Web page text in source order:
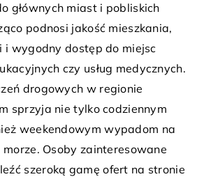
głównych miast i pobliskich
podnosi jakość mieszkania,
i wygodny dostęp do miejsc
czy usług medycznych.
drogowych w regionie
sprzyja nie tylko codziennym
weekendowym wypadom na
morze. Osoby zainteresowane
szeroką gamę ofert na stronie